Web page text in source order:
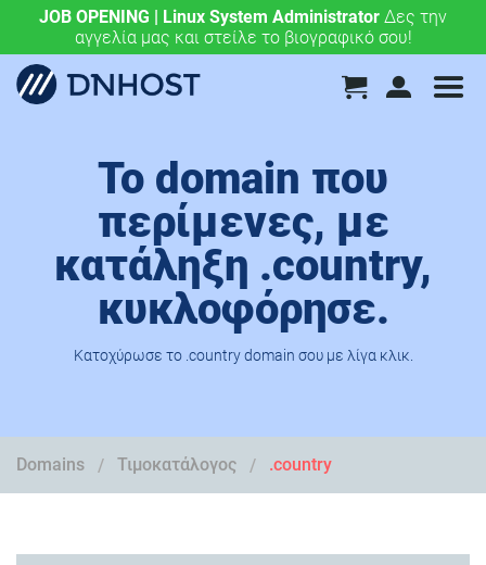
JOB OPENING | Linux System Administrator Δες την
αγγελία μας και στείλε το βιογραφικό σου!
.eu & .ευ domains μόνο 4,90 €/έτος.Χάραξε την
ευρωπαϊκή σου πορεία σήμερα!
Το domain που
περίμενες, με
κατάληξη .country,
κυκλοφόρησε.
Κατοχύρωσε το .country domain σου με λίγα κλικ.
Domains Τιμοκατάλογος .country